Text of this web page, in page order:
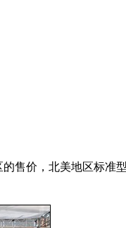
售价，北美地区标准